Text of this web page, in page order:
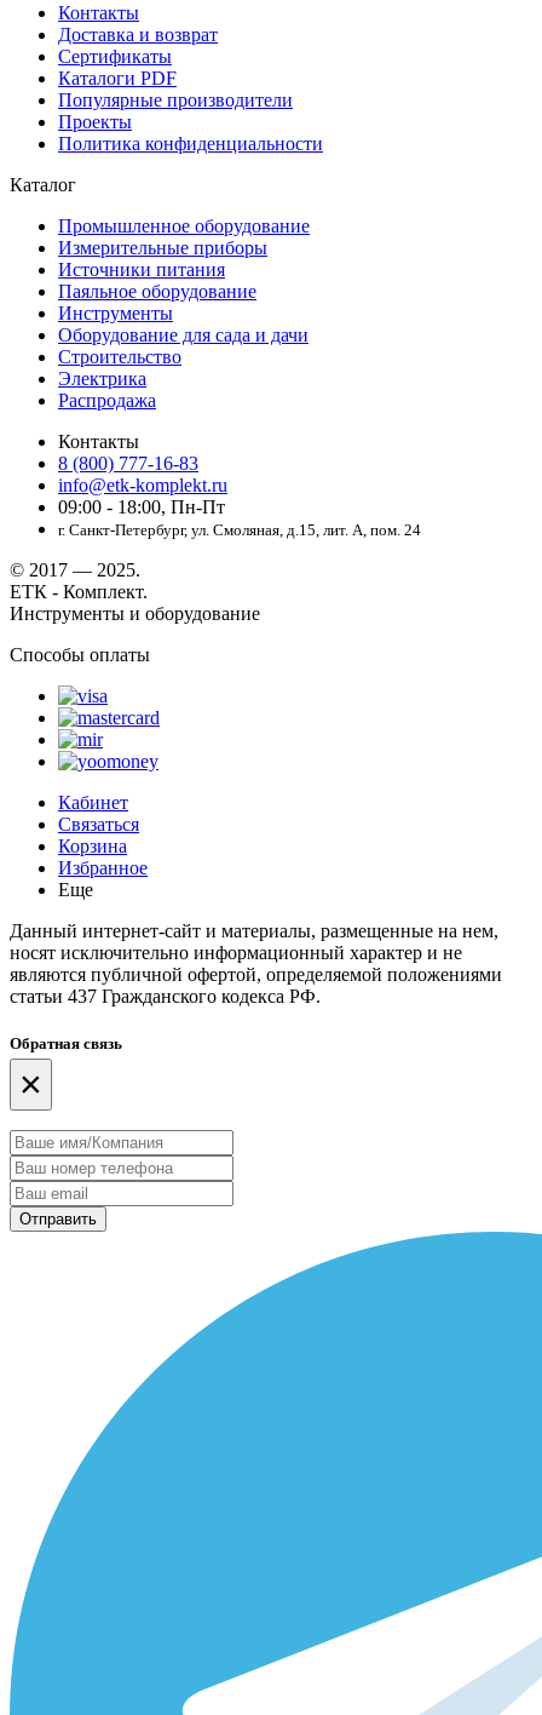
Контакты
Доставка и возврат
Сертификаты
Каталоги PDF
Популярные производители
Проекты
Политика конфиденциальности
Каталог
Промышленное оборудование
Измерительные приборы
Источники питания
Паяльное оборудование
Инструменты
Оборудование для сада и дачи
Строительство
Электрика
Распродажа
Контакты
8 (800) 777-16-83
info@etk-komplekt.ru
09:00 - 18:00, Пн-Пт
г. Санкт-Петербург, ул. Смоляная, д.15, лит. А, пом. 24
© 2017 — 2025.
ЕТК - Комплект.
Инструменты и оборудование
Способы оплаты
Кабинет
Связаться
Корзина
Избранное
Еще
Данный интернет-сайт и материалы, размещенные на нем,
носят исключительно информационный характер и не
являются публичной офертой, определяемой положениями
статьи 437 Гражданского кодекса РФ.
Обратная связь
×
Отправить